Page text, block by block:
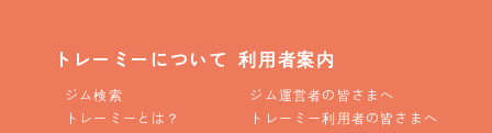
トレーミーについて
ジム検索
トレーミーとは？
利用者案内
ジム運営者の皆さまへ
トレーミー利用者の皆さまへ